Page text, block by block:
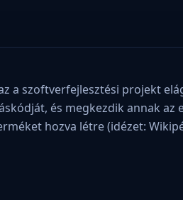
a szoftverfejlesztési projekt
és megkezdik annak az
hozva létre (idézet: